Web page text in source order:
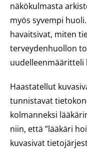
näkökulmasta
myös syvempi
havaitsivat, miten
terveydenhuollon
uudelleenmääritteli
Haastatellut
tunnistavat
kolmanneksi
niin, että ”lääkäri
kuvasivat